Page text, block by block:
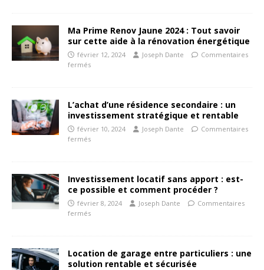
Ma Prime Renov Jaune 2024 : Tout savoir
sur cette aide à la rénovation énergétique
février 12, 2024 Joseph Dante
Commentaires
fermés
L’achat d’une résidence secondaire : un
investissement stratégique et rentable
février 10, 2024 Joseph Dante
Commentaires
fermés
Investissement locatif sans apport : est-
ce possible et comment procéder ?
février 8, 2024 Joseph Dante
Commentaires
fermés
Location de garage entre particuliers : une
solution rentable et sécurisée